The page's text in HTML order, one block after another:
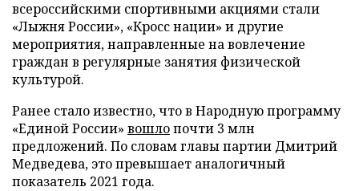
всероссийскими спортивными акциями стали
«Лыжня России», «Кросс нации» и другие
мероприятия, направленные на вовлечение
граждан в регулярные занятия физической
культурой.
Ранее стало известно, что в Народную программу
«Единой России» вошлопочти 3 млн
предложений. По словам главы партии Дмитрий
Медведева, это превышает аналогичный
показатель 2021 года.